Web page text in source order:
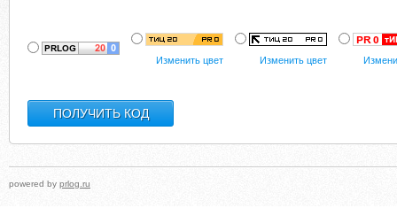
Изменить цвет Изменить цвет
powered by prlog.ru